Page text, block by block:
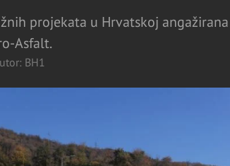
projekata u Hrvatskoj
Asfalt.
BH1